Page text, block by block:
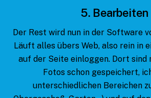
5. Bearbeiten
Der Rest wird nun in der Software
Läuft alles übers Web, also rein in
auf der Seite einloggen. Dort sind
Fotos schon gespeichert,
unterschiedlichen Bereichen